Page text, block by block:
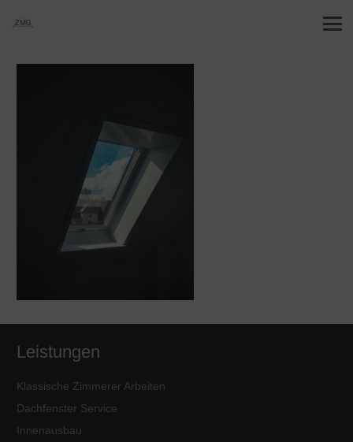
Leistungen
Klassische Zimmerer Arbeiten
Dachfenster Service
Innenausbau